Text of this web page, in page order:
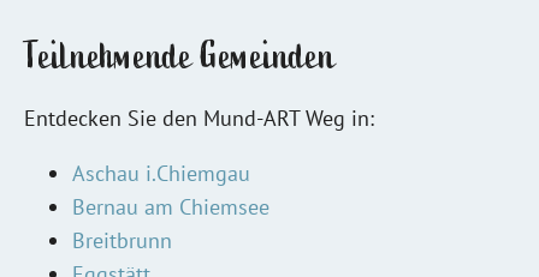
Teilnehmende Gemeinden
Entdecken Sie den Mund-ART Weg in:
Aschau i.Chiemgau
Bernau am Chiemsee
Breitbrunn